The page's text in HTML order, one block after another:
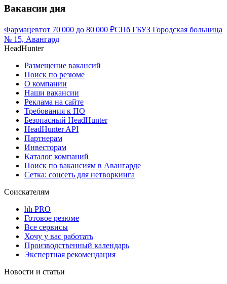
Вакансии дня
Фармацевтот 70 000 до 80 000 ₽СПб ГБУЗ Городская больница
№ 15, Авангард
HeadHunter
Размещение вакансий
Поиск по резюме
О компании
Наши вакансии
Реклама на сайте
Требования к ПО
Безопасный HeadHunter
HeadHunter API
Партнерам
Инвесторам
Каталог компаний
Поиск по вакансиям в Авангарде
Сетка: соцсеть для нетворкинга
Соискателям
hh PRO
Готовое резюме
Все сервисы
Хочу у вас работать
Производственный календарь
Экспертная рекомендация
Новости и статьи